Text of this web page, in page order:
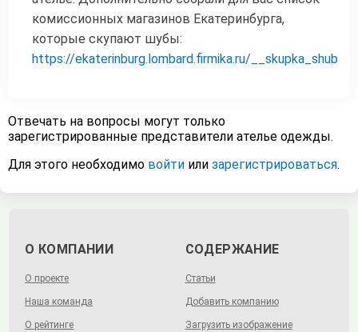
комиссионных магазинов Екатеринбурга,
которые скупают шубы:
https://ekaterinburg.lombard.firmika.ru/__skupka_shub
Отвечать на вопросы могут только
зарегистрированные представители ателье одежды.
Для этого необходимо войти или зарегистрироваться.
О КОМПАНИИ
О проекте
Наша команда
О рейтинге
СОДЕРЖАНИЕ
Статьи
Добавить компанию
Загрузить изображение